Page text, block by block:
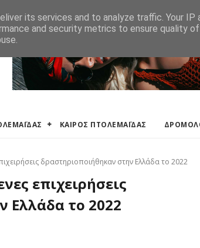
ΔΡΟΜΟΛΟΓΙΑ ΚΤΕΛ ΠΤΟΛΕΜΑΙΔΑΣ
ΚΑΙΡΟΣ ΠΤΟΛΕΜΑΪΔΑΣ
δραστηριοποιήθηκαν στην Ελλάδα το 2022
επιχειρήσεις
Ελλάδα το 2022
its services and to analyze traffic. Your IP
and security metrics to ensure quality